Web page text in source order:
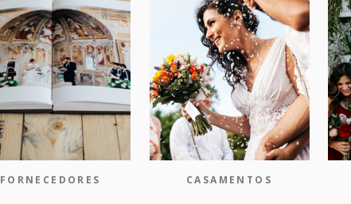
FORNECEDORES CASAMENTOS